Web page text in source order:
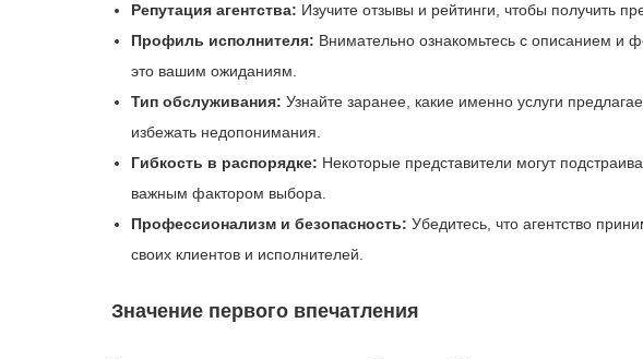
Репутация агентства: Изучите отзывы и рейтинги, чтобы получить
Профиль исполнителя: Внимательно ознакомьтесь с описанием и
это вашим ожиданиям.
Тип обслуживания: Узнайте заранее, какие именно услуги
избежать недопонимания.
Гибкость в распорядке: Некоторые представители могут
важным фактором выбора.
Профессионализм и безопасность: Убедитесь, что агентство
своих клиентов и исполнителей.
Значение первого впечатления